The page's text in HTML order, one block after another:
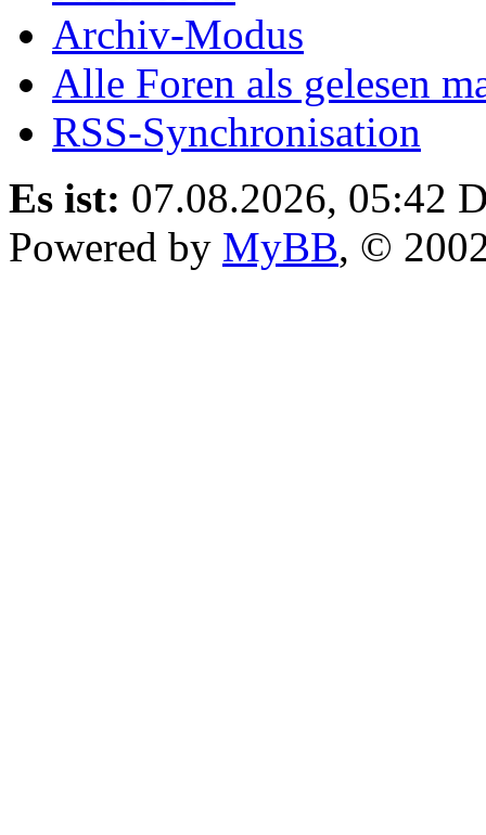
Archiv-Modus
Alle Foren als gelesen
RSS-Synchronisation
Es ist: 07.08.2026, 05:42
Powered by MyBB, ©